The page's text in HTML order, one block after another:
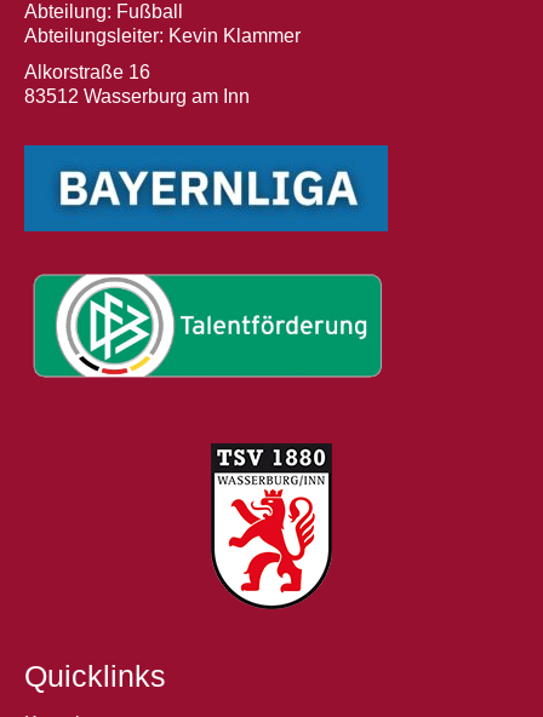
Abteilung: Fußball
Abteilungsleiter: Kevin Klammer
Alkorstraße 16
83512 Wasserburg am Inn
Quicklinks